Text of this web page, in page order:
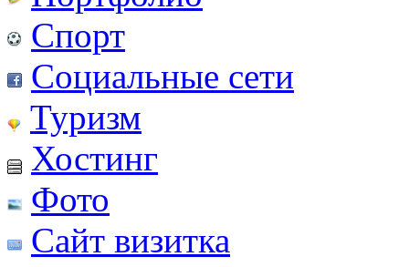
Спорт
Социальные сети
Туризм
Хостинг
Фото
Сайт визитка